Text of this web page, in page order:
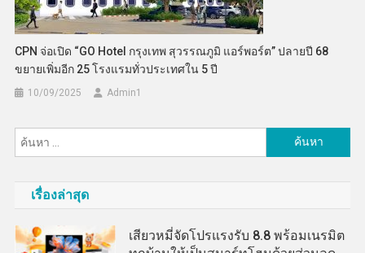
CPN จ่อเปิด “GO Hotel กรุงเทพ สุวรรณภูมิ แอร์พอร์ต” ปลายปี 68
ขยายเพิ่มอีก 25 โรงแรมทั่วประเทศใน 5 ปี
10/09/2025 Admin​1
สำหรับ:
เรื่องล่าสุด
เสียวหมี่จัดโปรแรงรับ 8.8 พร้อมเนรมิต